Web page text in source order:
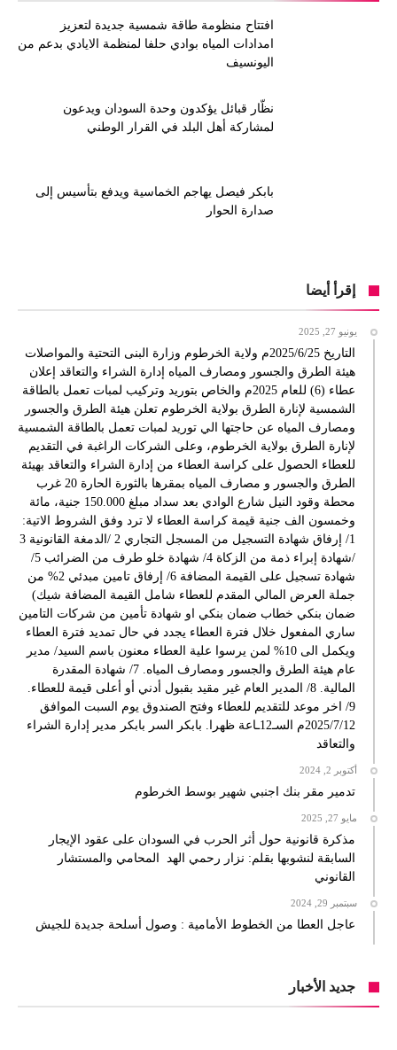
افتتاح منظومة طاقة شمسية جديدة لتعزيز
امدادات المياه بوادي حلفا لمنظمة الايادي بدعم من
اليونسيف
نظّار قبائل يؤكدون وحدة السودان ويدعون
لمشاركة أهل البلد في القرار الوطني
بابكر فيصل يهاجم الخماسية ويدفع بتأسيس إلى
صدارة الحوار
إقرأ أيضا
يونيو 27, 2025
التاريخ 2025/6/25م ولاية الخرطوم وزارة البنى التحتية والمواصلات
هيئة الطرق والجسور ومصارف المياه إدارة الشراء والتعاقد إعلان
عطاء (6) للعام 2025م والخاص بتوريد وتركيب لمبات تعمل بالطاقة
الشمسية لإنارة الطرق بولاية الخرطوم تعلن هيئة الطرق والجسور
ومصارف المياه عن حاجتها الي توريد لمبات تعمل بالطاقة الشمسية
لإنارة الطرق بولاية الخرطوم، وعلى الشركات الراغبة في التقديم
للعطاء الحصول على كراسة العطاء من إدارة الشراء والتعاقد بهيئة
الطرق والجسور و مصارف المياه بمقرها بالثورة الحارة 20 غرب
محطة وقود النيل شارع الوادي بعد سداد مبلغ 150.000 جنية، مائة
وخمسون الف جنية قيمة كراسة العطاء لا ترد وفق الشروط الاتية:
1/ إرفاق شهادة التسجيل من المسجل التجاري 2 /الدمغة القانونية 3
/شهادة إبراء ذمة من الزكاة 4/ شهادة خلو طرف من الضرائب 5/
شهادة تسجيل على القيمة المضافة 6/ إرفاق تامين مبدئي 2% من
جملة العرض المالي المقدم للعطاء شامل القيمة المضافة شيك)
ضمان بنكي خطاب ضمان بنكي او شهادة تأمين من شركات التامين
ساري المفعول خلال فترة العطاء يجدد في حال تمديد فترة العطاء
ويكمل الى 10% لمن يرسوا علية العطاء معنون باسم السيد/ مدير
عام هيئة الطرق والجسور ومصارف المياه. 7/ شهادة المقدرة
المالية. 8/ المدير العام غير مقيد بقبول أدني أو أعلى قيمة للعطاء.
9/ اخر موعد للتقديم للعطاء وفتح الصندوق يوم السبت الموافق
2025/7/12م السـ12ـاعة ظهرا. بابكر السر بابكر مدير إدارة الشراء
والتعاقد
أكتوبر 2, 2024
تدمير مقر بنك اجنبي شهير بوسط الخرطوم
مايو 27, 2025
مذكرة قانونية حول أثر الحرب في السودان على عقود الإيجار
السابقة لنشوبها بقلم: نزار رحمي الهد المحامي والمستشار
القانوني
سبتمبر 29, 2024
عاجل العطا من الخطوط الأمامية : وصول أسلحة جديدة للجيش
جديد الأخبار